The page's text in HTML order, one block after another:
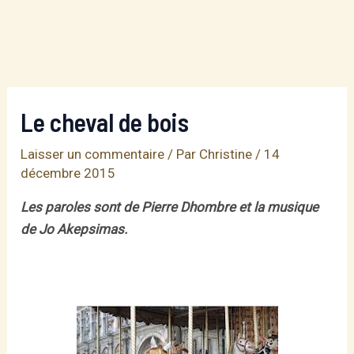
Le cheval de bois
Laisser un commentaire / Par Christine/ 14
décembre 2015
Les paroles sont de Pierre Dhombre et la musique
de Jo Akepsimas.